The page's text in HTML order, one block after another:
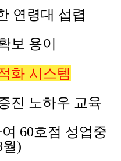
연령대 섭렵
보 용이
화 시스템
진 노하우 교육
60호점 성업중
월)